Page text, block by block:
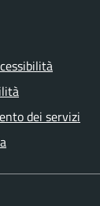
dei servizi